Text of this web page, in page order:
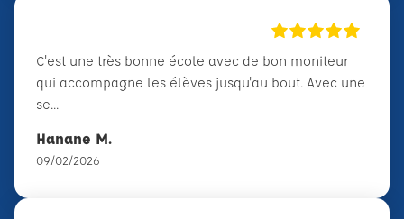
C'est une très bonne école avec de bon moniteur
qui accompagne les élèves jusqu'au bout. Avec une
se...
Hanane M.
09/02/2026